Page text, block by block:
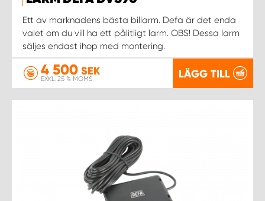
Ett av marknadens bästa billarm. Defa är det enda
valet om du vill ha ett pålitligt larm. OBS! Dessa larm
säljes endast ihop med montering.
4 500 SEK
EXKL. 25 % MOMS LÄGG TILL
WORK SYSTEM SKELLEFTEÅ
WORK SYSTEM SKÖVDE
WORK SYSTEM STOCKHOLM SYD
WORK SYSTEM SUNDSVALL